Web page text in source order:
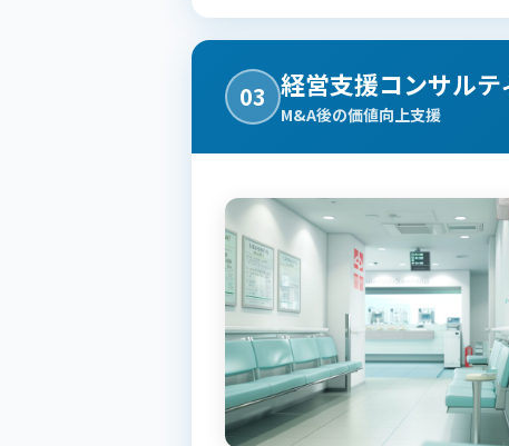
03 経営支援コンサルテ
M&A後の価値向上支援